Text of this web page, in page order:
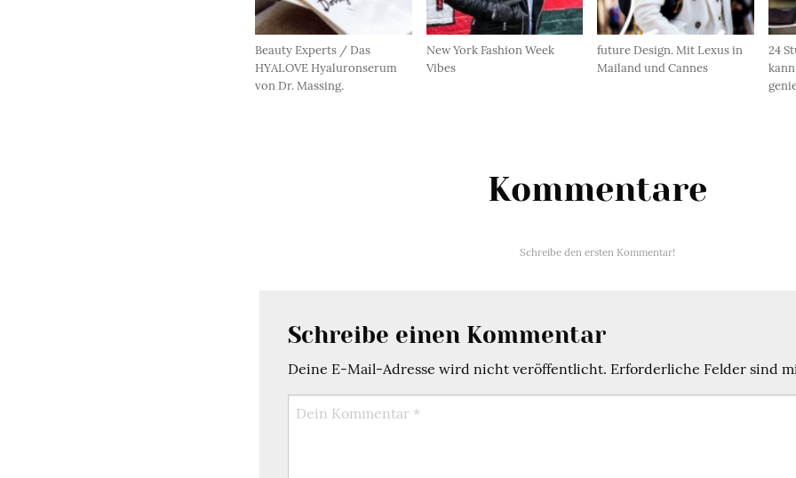
Beauty Experts / Das
HYALOVE Hyaluronserum
von Dr. Massing.
New York Fashion Week
Vibes
future Design. Mit Lexus in
Mailand und Cannes
24
Kommentare
Schreibe den ersten Kommentar!
Schreibe einen Kommentar
Deine E-Mail-Adresse wird nicht veröffentlicht. Erforderliche Felder sind